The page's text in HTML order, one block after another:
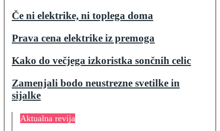
Če ni elektrike, ni toplega doma
Prava cena elektrike iz premoga
Kako do večjega izkoristka sončnih celic
Zamenjali bodo neustrezne svetilke in
sijalke
Aktualna revija